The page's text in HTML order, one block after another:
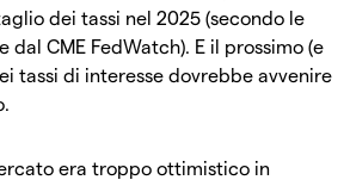
dei tassi nel 2025 (secondo le
CME FedWatch). E il prossimo (e
tassi di interesse dovrebbe avvenire
era troppo ottimistico in